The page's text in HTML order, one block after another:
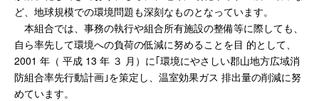
ど、地球規模での環境問題も深刻なものとなっています。
本組合では、事務の執行や組合所有施設の整備等に際しても、
自ら率先して環境への負荷の低減に努めることを目 的として、
2001 年（ 平成 13 年 ３ 月）に｢環境にやさしい郡山地方広域消
防組合率先行動計画｣を策定し、温室効果ガス 排出量の削減に努
めています。